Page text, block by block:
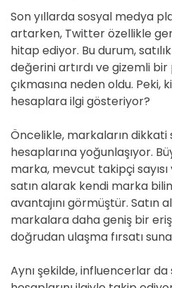
Son yıllarda sosyal medya
artarken, Twitter özellikle
hitap ediyor. Bu durum,
değerini artırdı ve gizemli
çıkmasına neden oldu. Peki,
hesaplara ilgi gösteriyor?
Öncelikle, markaların dikkati
hesaplarına yoğunlaşıyor.
marka, mevcut takipçi
satın alarak kendi marka
avantajını görmüştür. Satın
markalara daha geniş bir
doğrudan ulaşma fırsatı
Aynı şekilde, influencerlar da